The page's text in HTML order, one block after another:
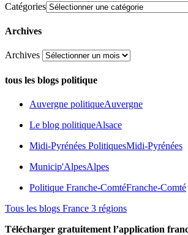
Catégories
Archives
Archives
tous les blogs politique
Auvergne politiqueAuvergne
Le blog politiqueAlsace
Midi-Pyrénées PolitiquesMidi-Pyrénées
Municip'AlpesAlpes
Politique Franche-ComtéFranche-Comté
Tous les blogs France 3 régions
Télécharger gratuitement l’application